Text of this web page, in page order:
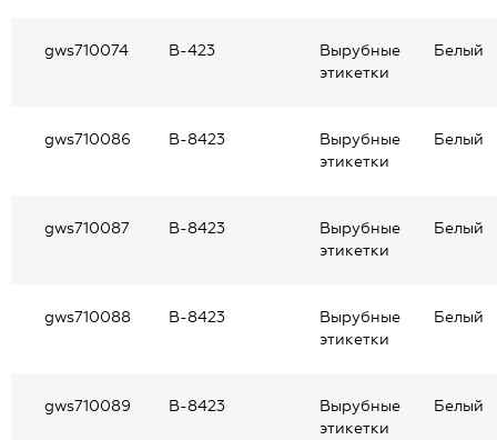
gws710074 В-423
Вырубные
этикетки
Белый
gws710086 В-8423
Вырубные
этикетки
Белый
gws710087 В-8423
Вырубные
этикетки
Белый
gws710088 В-8423
Вырубные
этикетки
Белый
gws710089 В-8423
Вырубные
этикетки
Белый